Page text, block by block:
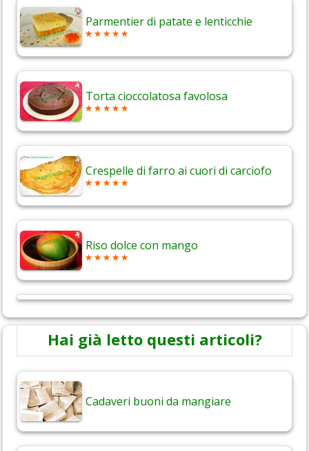
Parmentier di patate e lenticchie
Torta cioccolatosa favolosa
Crespelle di farro ai cuori di carciofo
Riso dolce con mango
Hai già letto questi articoli?
Cadaveri buoni da mangiare